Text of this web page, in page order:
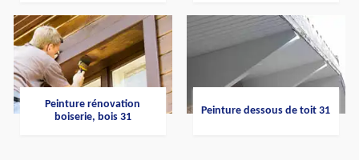
Peinture rénovation
boiserie, bois 31
Peinture dessous de toit 31